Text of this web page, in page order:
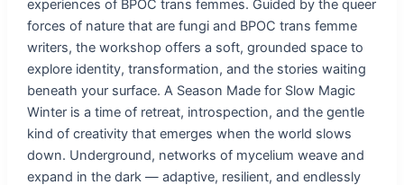
experiences of BPOC trans femmes. Guided by the queer
forces of nature that are fungi and BPOC trans femme
writers, the workshop offers a soft, grounded space to
explore identity, transformation, and the stories waiting
beneath your surface. A Season Made for Slow Magic
Winter is a time of retreat, introspection, and the gentle
kind of creativity that emerges when the world slows
down. Underground, networks of mycelium weave and
expand in the dark — adaptive, resilient, and endlessly